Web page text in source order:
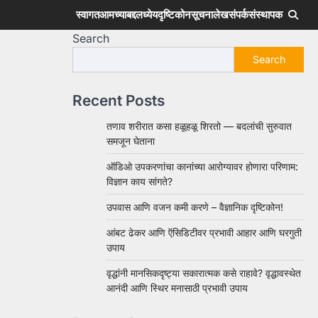
स्वागतआमच्याबद्दलध्येयदृष्टिकोनसूचनालेखसंपर्कसंस्थापक
Search
Search
Recent Posts
तणाव शरीरात कसा हळूहळू शिरतो — बदलांची सुरुवात
समजून घेताना
ऑडिओ उपकरणांचा कानांच्या आरोग्यावर होणारा परिणाम:
विज्ञान काय सांगते?
उपवास आणि वजन कमी करणे – वैज्ञानिक दृष्टिकोन!
आंबट ढेकर आणि ऍसिडिटीवर प्रभावी आहार आणि घरगुती
उपाय
वृद्धांनी मानसिकदृष्ट्या सकारात्मक कसे राहावे? वृद्धावस्थेत
आनंदी आणि स्थिर मनासाठी प्रभावी उपाय